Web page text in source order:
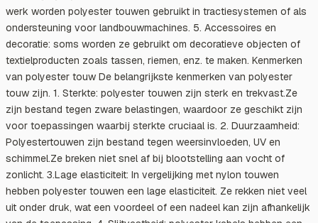
werk worden polyester touwen gebruikt in tractiesystemen of als
ondersteuning voor landbouwmachines. 5. Accessoires en
decoratie: soms worden ze gebruikt om decoratieve objecten of
textielproducten zoals tassen, riemen, enz. te maken. Kenmerken
van polyester touw De belangrijkste kenmerken van polyester
touw zijn. 1. Sterkte: polyester touwen zijn sterk en trekvast.Ze
zijn bestand tegen zware belastingen, waardoor ze geschikt zijn
voor toepassingen waarbij sterkte cruciaal is. 2. Duurzaamheid:
Polyestertouwen zijn bestand tegen weersinvloeden, UV en
schimmel.Ze breken niet snel af bij blootstelling aan vocht of
zonlicht. 3.Lage elasticiteit: In vergelijking met nylon touwen
hebben polyester touwen een lage elasticiteit. Ze rekken niet veel
uit onder druk, wat een voordeel of een nadeel kan zijn afhankelijk